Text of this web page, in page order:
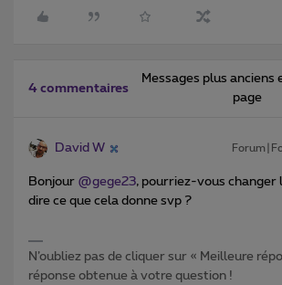
4 commentaires
Messages plus anciens
page
David W
Bonjour ​ @gege23, pourriez-vous changer
dire ce que cela donne svp ?
N’oubliez pas de cliquer sur « Meilleure
réponse obtenue à votre question !